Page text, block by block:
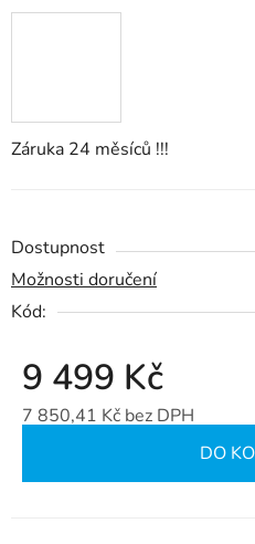
Záruka 24 měsíců !!!
Dostupnost
Možnosti doručení
Kód:
9 499 Kč
7 850,41 Kč bez DPH
DO